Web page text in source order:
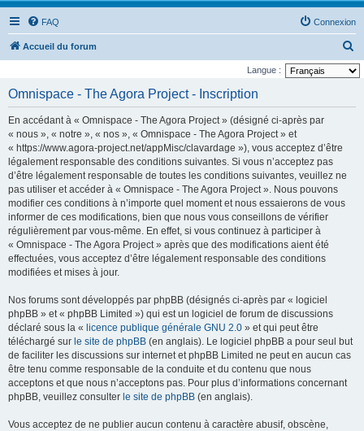
FAQ Connexion
Accueil du forum
e
Langue :
Omnispace - The Agora Project - Inscription
En accédant à « Omnispace - The Agora Project » (désigné ci-après par
« nous », « notre », « nos », « Omnispace - The Agora Project » et
« https://www.agora-project.net/appMisc/clavardage »), vous acceptez d’être
légalement responsable des conditions suivantes. Si vous n’acceptez pas
d’être légalement responsable de toutes les conditions suivantes, veuillez ne
pas utiliser et accéder à « Omnispace - The Agora Project ». Nous pouvons
modifier ces conditions à n’importe quel moment et nous essaierons de vous
informer de ces modifications, bien que nous vous conseillons de vérifier
régulièrement par vous-même. En effet, si vous continuez à participer à
« Omnispace - The Agora Project » après que des modifications aient été
effectuées, vous acceptez d’être légalement responsable des conditions
modifiées et mises à jour.
Nos forums sont développés par phpBB (désignés ci-après par « logiciel
phpBB » et « phpBB Limited ») qui est un logiciel de forum de discussions
déclaré sous la « licence publique générale GNU 2.0 » et qui peut être
téléchargé sur le site de phpBB (en anglais). Le logiciel phpBB a pour seul but
de faciliter les discussions sur internet et phpBB Limited ne peut en aucun cas
être tenu comme responsable de la conduite et du contenu que nous
acceptons et que nous n’acceptons pas. Pour plus d’informations concernant
phpBB, veuillez consulter le site de phpBB (en anglais).
Vous acceptez de ne publier aucun contenu à caractère abusif, obscène,